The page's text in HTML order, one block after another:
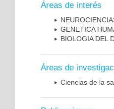
Áreas de interés
GENETICA
BIOLOGIA DEL
Áreas de
Ciencias de la